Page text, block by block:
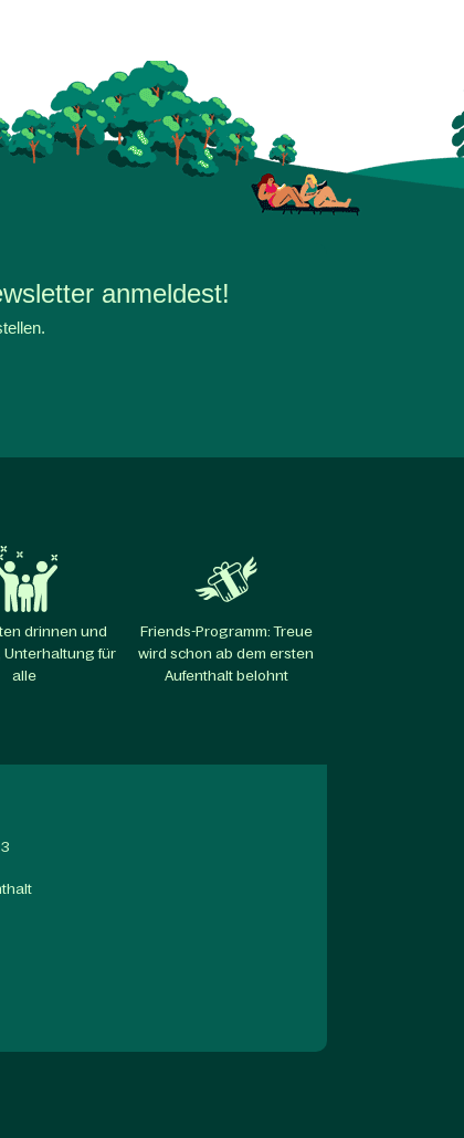
anmeldest!
drinnen und
Unterhaltung für
alle​
Friends-Programm: Treue
wird schon ab dem ersten
Aufenthalt belohnt​